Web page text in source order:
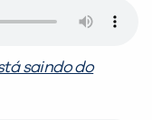
saindo do